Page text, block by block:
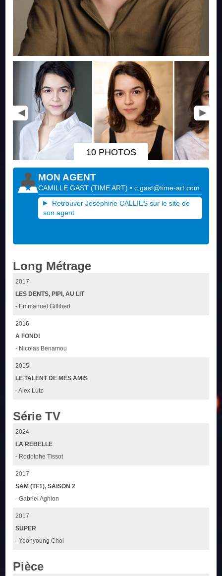
10 PHOTOS
MON AGENT
CAMILLE GAST (TIME ART)•c.gast@time-art.com
Retrouver Joséphine CALLIES sur le site de
son agent
Long Métrage
2017
LES DENTS, PIPI, AU LIT
- Emmanuel Gillibert
2016
A FOND!
- Nicolas Benamou
2015
LE TALENT DE MES AMIS
- Alex Lutz
Série TV
2024
LA REBELLE
- Rodolphe Tissot
2017
SAM (TF1), SAISON 2
- Gabriel Aghion
2017
SUPER
- Yoonyoung Choi
Pièce